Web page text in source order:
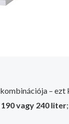
kombinációja – ezt
190 vagy 240 liter